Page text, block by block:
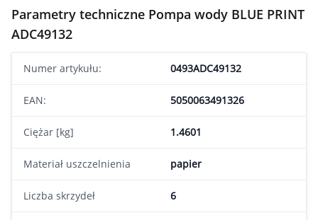
Parametry techniczne Pompa wody BLUE PRINT
ADC49132
Numer artykułu: 0493ADC49132
EAN: 5050063491326
Ciężar [kg] 1.4601
Materiał uszczelnienia papier
Liczba skrzydeł 6